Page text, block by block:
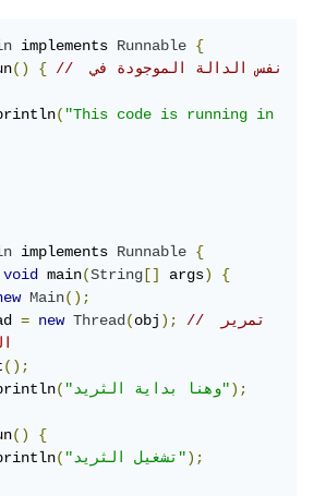
implements Runnable
{
() {
// نفس الدالة الموجودة في
println("This code is running in
implements Runnable
{
void main(String [] args)
{
new Main();
= new Thread(obj);
// تمرير
();
println( "وهنا بداية الثريد");
()
{
println( "تشغيل الثريد");